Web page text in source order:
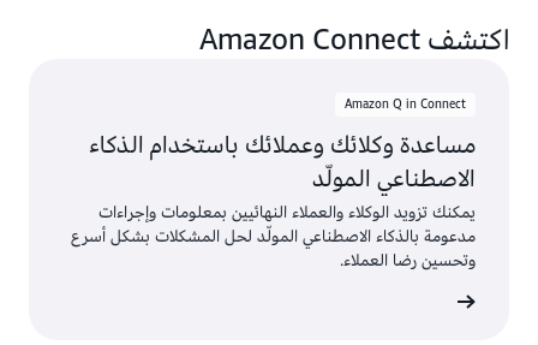
اكتشف Amazon Connect
Amazon Q in Connect
مساعدة وكلائك وعملائك باستخدام الذكاء
الاصطناعي المولّد
يمكنك تزويد الوكلاء والعملاء النهائيين بمعلومات وإجراءات
مدعومة بالذكاء الاصطناعي المولّد لحل المشكلات بشكل أسرع
وتحسين رضا العملاء.